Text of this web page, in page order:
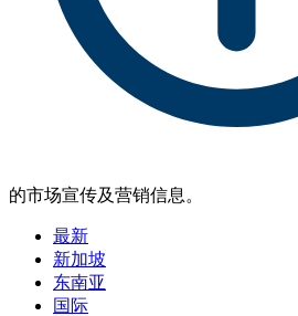
的市场宣传及营销信息。
最新
新加坡
东南亚
国际